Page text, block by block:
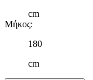
cm
Μήκος:
180
cm